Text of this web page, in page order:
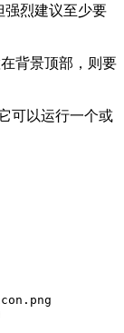
强烈建议至少要
背景顶部，则要
可以运行一个或